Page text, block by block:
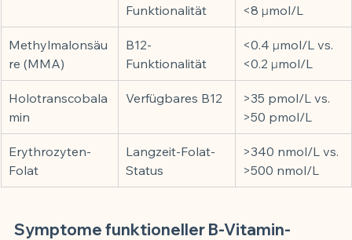
Funktionalität
<8 µmol/L
Methylmalonsäu
re (MMA)
B12-
Funktionalität
<0.4 µmol/L vs.
<0.2 µmol/L
Holotranscobala
min
Verfügbares B12
>35 pmol/L vs.
>50 pmol/L
Erythrozyten-
Folat
Langzeit-Folat-
Status
>340 nmol/L vs.
>500 nmol/L
Symptome funktioneller B-Vitamin-